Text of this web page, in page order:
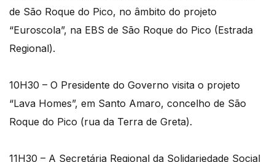
de São Roque do Pico, no âmbito do projeto
“Euroscola”, na EBS de São Roque do Pico (Estrada
Regional).
10H30 – O Presidente do Governo visita o projeto
“Lava Homes”, em Santo Amaro, concelho de São
Roque do Pico (rua da Terra de Greta).
11H30 – A Secretária Regional da Solidariedade Social